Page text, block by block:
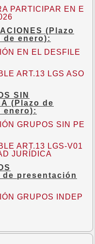
PARTICIPAR EN E
(Plazo
de enero):
EN EL DESFILE
ART.13 LGS ASO
SIN
(Plazo de
enero):
GRUPOS SIN PE
ART.13 LGS-V01
JURÍDICA
de presentación
GRUPOS INDEP